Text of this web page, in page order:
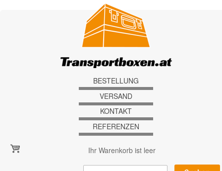
BESTELLUNG
VERSAND
KONTAKT
REFERENZEN
Ihr Warenkorb ist leer